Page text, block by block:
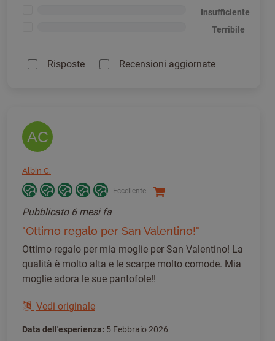
Insufficiente
Terribile
Risposte Recensioni aggiornate
AC
Albin C.
Eccellente
Pubblicato 6 mesi fa
"Ottimo regalo per San Valentino!"
Ottimo regalo per mia moglie per San Valentino! La
qualità è molto alta e le scarpe molto comode. Mia
moglie adora le sue pantofole!!
Vedi originale
Data dell'esperienza: 5 Febbraio 2026